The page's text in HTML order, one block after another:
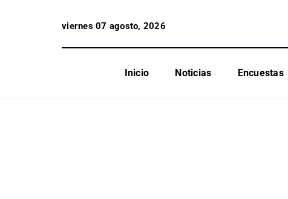
viernes 07 agosto, 2026
Inicio Noticias Encuestas